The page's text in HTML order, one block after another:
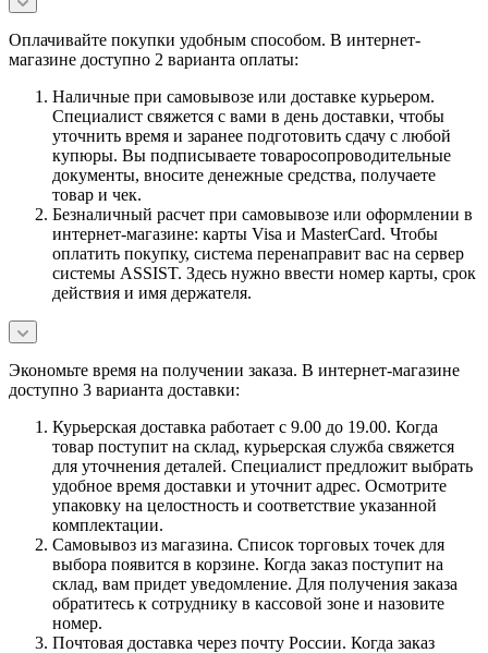
Оплачивайте покупки удобным способом. В интернет-
магазине доступно 2 варианта оплаты:
Наличные при самовывозе или доставке курьером.
Специалист свяжется с вами в день доставки, чтобы
уточнить время и заранее подготовить сдачу с любой
купюры. Вы подписываете товаросопроводительные
документы, вносите денежные средства, получаете
товар и чек.
Безналичный расчет при самовывозе или оформлении в
интернет-магазине: карты Visa и MasterCard. Чтобы
оплатить покупку, система перенаправит вас на сервер
системы ASSIST. Здесь нужно ввести номер карты, срок
действия и имя держателя.
Экономьте время на получении заказа. В интернет-магазине
доступно 3 варианта доставки:
Курьерская доставка работает с 9.00 до 19.00. Когда
товар поступит на склад, курьерская служба свяжется
для уточнения деталей. Специалист предложит выбрать
удобное время доставки и уточнит адрес. Осмотрите
упаковку на целостность и соответствие указанной
комплектации.
Самовывоз из магазина. Список торговых точек для
выбора появится в корзине. Когда заказ поступит на
склад, вам придет уведомление. Для получения заказа
обратитесь к сотруднику в кассовой зоне и назовите
номер.
Почтовая доставка через почту России. Когда заказ